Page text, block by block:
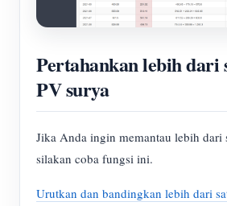
Pertahankan lebih dari
PV surya
Jika Anda ingin memantau lebih dari
silakan coba fungsi ini.
Urutkan dan bandingkan lebih dari